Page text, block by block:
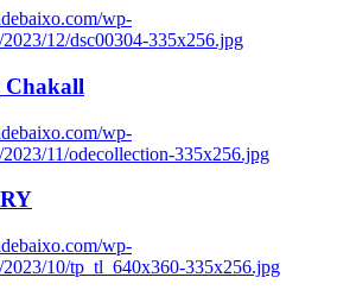
wp-
12/dsc00304-335x256.jpg
Chakall
wp-
2023/11/odecollection-335x256.jpg
wp-
2023/10/tp_tl_640x360-335x256.jpg